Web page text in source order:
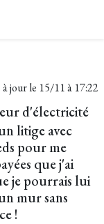
jour le 15/11 à 17:22
d'électricité
litige avec
pour me
que j'ai
je pourrais lui
mur sans
!